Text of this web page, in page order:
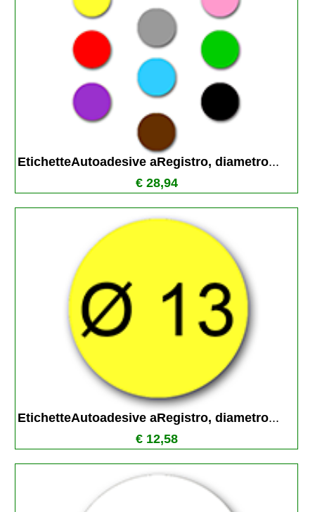
EtichetteAutoadesive aRegistro, diametro...
€ 28,94
EtichetteAutoadesive aRegistro, diametro...
€ 12,58